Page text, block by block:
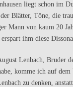
liegt schon im
Blät­ter, Töne, die
Mann von kaum 20
ihm diese
Lenbach, Bruder
komme ich auf
zu denken,